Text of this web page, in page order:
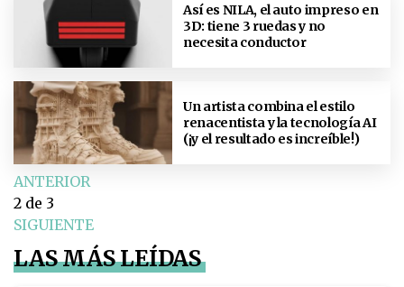
Así es NILA, el auto impreso en
3D: tiene 3 ruedas y no
necesita conductor
Un artista combina el estilo
renacentista y la tecnología AI
(¡y el resultado es increíble!)
ANTERIOR
2 de 3
SIGUIENTE
LAS MÁS LEÍDAS